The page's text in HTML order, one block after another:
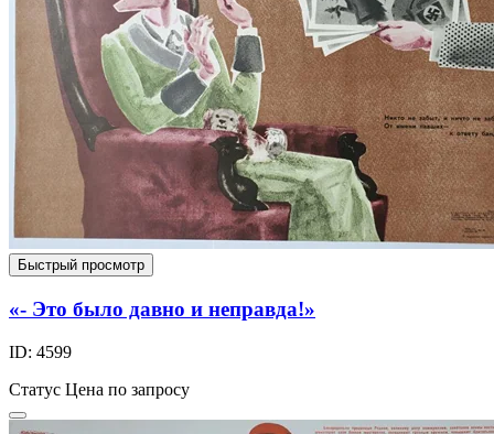
Быстрый просмотр
«- Это было давно и неправда!»
ID: 4599
Статус Цена по запросу